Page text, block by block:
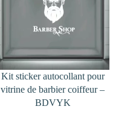
Kit sticker autocollant pour
vitrine de barbier coiffeur –
BDVYK